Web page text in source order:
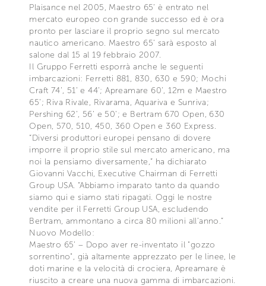
Plaisance nel 2005, Maestro 65’ è entrato nel
mercato europeo con grande successo ed è ora
pronto per lasciare il proprio segno sul mercato
nautico americano. Maestro 65’ sarà esposto al
salone dal 15 al 19 febbraio 2007.
Il Gruppo Ferretti esporrà anche le seguenti
imbarcazioni: Ferretti 881, 830, 630 e 590; Mochi
Craft 74’, 51’ e 44’; Apreamare 60’, 12m e Maestro
65’; Riva Rivale, Rivarama, Aquariva e Sunriva;
Pershing 62’, 56’ e 50’; e Bertram 670 Open, 630
Open, 570, 510, 450, 360 Open e 360 Express.
“Diversi produttori europei pensano di dovere
imporre il proprio stile sul mercato americano, ma
noi la pensiamo diversamente,” ha dichiarato
Giovanni Vacchi, Executive Chairman di Ferretti
Group USA. “Abbiamo imparato tanto da quando
siamo qui e siamo stati ripagati. Oggi le nostre
vendite per il Ferretti Group USA, escludendo
Bertram, ammontano a circa 80 milioni all’anno.”
Nuovo Modello:
Maestro 65’ – Dopo aver re-inventato il "gozzo
sorrentino", già altamente apprezzato per le linee, le
doti marine e la velocità di crociera, Apreamare è
riuscito a creare una nuova gamma di imbarcazioni.